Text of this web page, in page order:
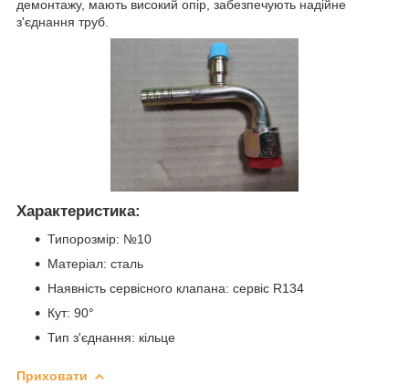
демонтажу, мають високий опір, забезпечують надійне
з'єднання труб.
Характеристика:
Типорозмір: №10
Матеріал: сталь
Наявність сервісного клапана: сервіс R134
Кут: 90°
Тип з'єднання: кільце
Приховати